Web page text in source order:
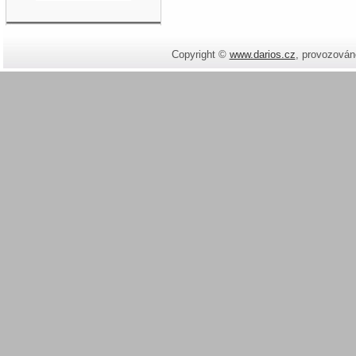
Copyright © www.darios.cz,